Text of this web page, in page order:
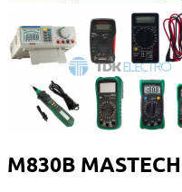
M830B